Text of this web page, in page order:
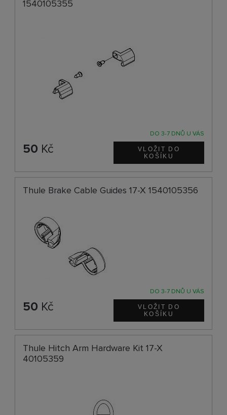
1540105355
DO 3-7 DNŮ U VÁS
50 Kč
Thule Brake Cable Guides 17-X 1540105356
DO 3-7 DNŮ U VÁS
50 Kč
Thule Hitch Arm Hardware Kit 17-X
40105359